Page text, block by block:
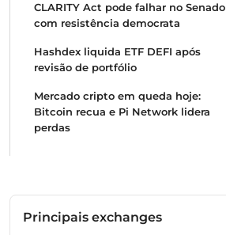
CLARITY Act pode falhar no Senado
com resistência democrata
Hashdex liquida ETF DEFI após
revisão de portfólio
Mercado cripto em queda hoje:
Bitcoin recua e Pi Network lidera
perdas
Principais exchanges